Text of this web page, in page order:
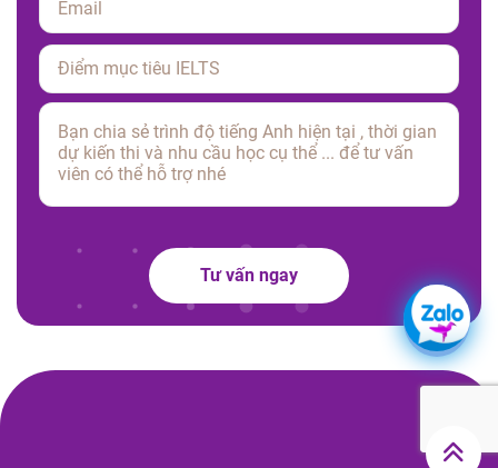
Please
leave
this
field
empty.
Tư vấn ngay